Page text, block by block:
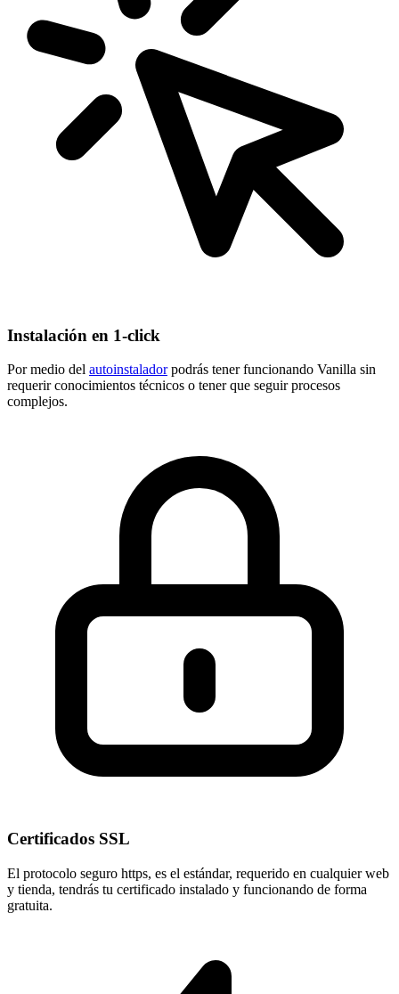
Instalación en 1-click
Por medio del autoinstaladorpodrás tener funcionando Vanilla sin
requerir conocimientos técnicos o tener que seguir procesos
complejos.
Certificados SSL
El protocolo seguro https, es el estándar, requerido en cualquier web
y tienda, tendrás tu certificado instalado y funcionando de forma
gratuita.